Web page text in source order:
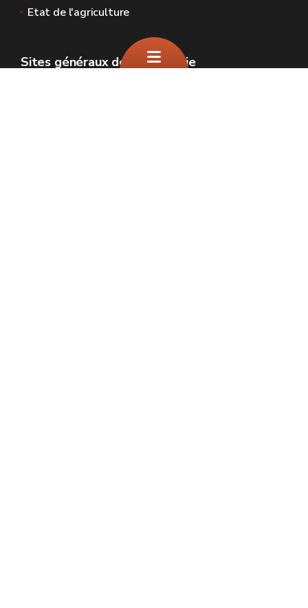
Etat de l'agriculture
Sites généraux de la Wallonie